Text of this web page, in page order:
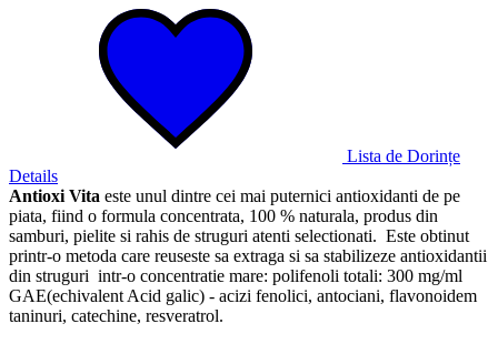
Lista de Dorințe
Details
Antioxi Vita este unul dintre cei mai puternici antioxidanti de pe
piata, fiind o formula concentrata, 100 % naturala, produs din
samburi, pielite si rahis de struguri atenti selectionati. Este obtinut
printr-o metoda care reuseste sa extraga si sa stabilizeze antioxidantii
din struguri intr-o concentratie mare: polifenoli totali: 300 mg/ml
GAE(echivalent Acid galic) - acizi fenolici, antociani, flavonoidem
taninuri, catechine, resveratrol.